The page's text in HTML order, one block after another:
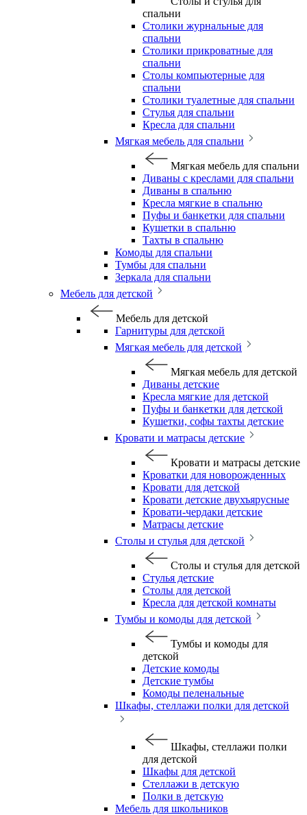
спальни
Столики журнальные для
спальни
Столики прикроватные для
спальни
Столы компьютерные для
спальни
Столики туалетные для спальни
Стулья для спальни
Кресла для спальни
Мягкая мебель для спальни
Мягкая мебель для спальни
Диваны с креслами для спальни
Диваны в спальню
Кресла мягкие в спальню
Пуфы и банкетки для спальни
Кушетки в спальню
Тахты в спальню
Комоды для спальни
Тумбы для спальни
Зеркала для спальни
Мебель для детской
Мебель для детской
Гарнитуры для детской
Мягкая мебель для детской
Мягкая мебель для детской
Диваны детские
Кресла мягкие для детской
Пуфы и банкетки для детской
Кушетки, софы тахты детские
Кровати и матрасы детские
Кровати и матрасы детские
Кроватки для новорожденных
Кровати для детской
Кровати детские двухъярусные
Кровати-чердаки детские
Матрасы детские
Столы и стулья для детской
Столы и стулья для детской
Стулья детские
Столы для детской
Кресла для детской комнаты
Тумбы и комоды для детской
Тумбы и комоды для
детской
Детские комоды
Детские тумбы
Комоды пеленальные
Шкафы, стеллажи полки для детской
Шкафы, стеллажи полки
для детской
Шкафы для детской
Стеллажи в детскую
Полки в детскую
Мебель для школьников